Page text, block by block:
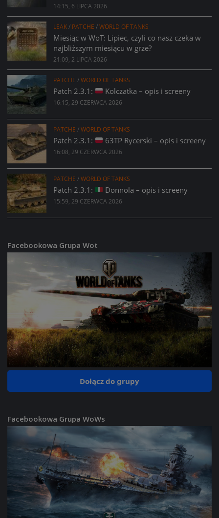
14:15, 6 LIPCA 2026
LEAK/ PATCHE /WORLD OF TANKS
Miesiąc w WoT: Lipiec, czyli co nasz czeka w
najbliższym miesiącu w grze?
21:09, 2 LIPCA 2026
PATCHE /WORLD OF TANKS
Patch 2.3.1: Kolczatka – opis i screeny
16:15, 29 CZERWCA 2026
PATCHE /WORLD OF TANKS
Patch 2.3.1: 63TP Rycerski – opis i screeny
16:08, 29 CZERWCA 2026
PATCHE /WORLD OF TANKS
Patch 2.3.1: Donnola – opis i screeny
15:59, 29 CZERWCA 2026
Facebookowa Grupa Wot
Dołącz do grupy
Facebookowa Grupa WoWs